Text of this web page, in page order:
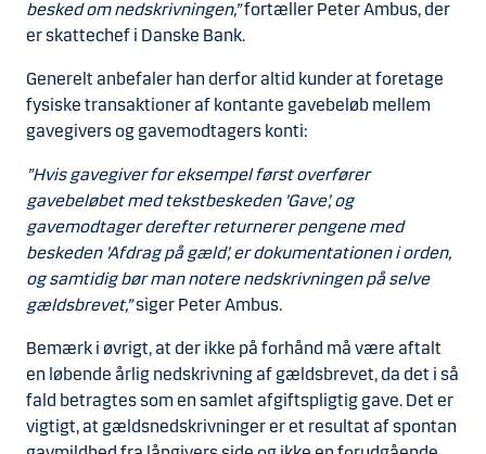
besked om nedskrivningen,”fortæller Peter Ambus, der
er skattechef i Danske Bank.
Generelt anbefaler han derfor altid kunder at foretage
fysiske transaktioner af kontante gavebeløb mellem
gavegivers og gavemodtagers konti:
”Hvis gavegiver for eksempel først overfører
gavebeløbet med tekstbeskeden ’Gave’, og
gavemodtager derefter returnerer pengene med
beskeden ’Afdrag på gæld’, er dokumentationen i orden,
og samtidig bør man notere nedskrivningen på selve
gældsbrevet,”siger Peter Ambus.
Bemærk i øvrigt, at der ikke på forhånd må være aftalt
en løbende årlig nedskrivning af gældsbrevet, da det i så
fald betragtes som en samlet afgiftspligtig gave. Det er
vigtigt, at gældsnedskrivninger er et resultat af spontan